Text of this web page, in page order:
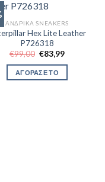
ΑΝΔΡΙΚΆ SNEAKERS
Hex Lite Leather
P726318
€99,00 Original
price
was:
€99,00.
€83,99Η
τιμή
ΑΓΟΡΑΣΕ ΤΟ